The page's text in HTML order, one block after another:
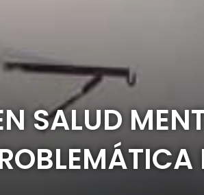
SALUD